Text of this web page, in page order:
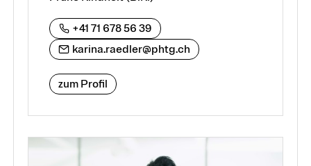
+41 71 678 56 39
karina.raedler@phtg.ch
zum Profil